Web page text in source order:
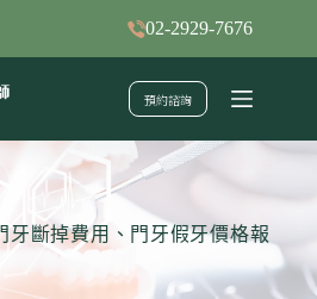
02-2929-7676
預約諮詢
牙斷掉費用、門牙假牙價格報